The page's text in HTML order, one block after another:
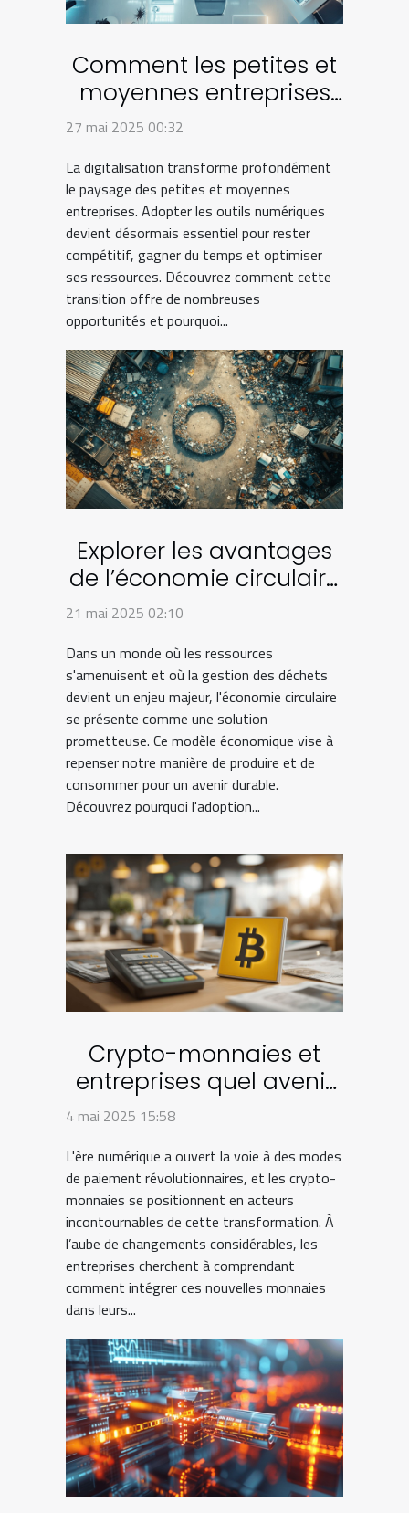
Comment les petites et
moyennes entreprises
peuvent bénéficier de la
27 mai 2025 00:32
La digitalisation transforme profondément
le paysage des petites et moyennes
entreprises. Adopter les outils numériques
devient désormais essentiel pour rester
compétitif, gagner du temps et optimiser
ses ressources. Découvrez comment cette
transition offre de nombreuses
opportunités et pourquoi...
Explorer les avantages
de l’économie circulaire
dans la gestion des
21 mai 2025 02:10
Dans un monde où les ressources
s'amenuisent et où la gestion des déchets
devient un enjeu majeur, l'économie circulaire
se présente comme une solution
prometteuse. Ce modèle économique vise à
repenser notre manière de produire et de
consommer pour un avenir durable.
Découvrez pourquoi l'adoption...
Crypto-monnaies et
entreprises quel avenir
pour les paiements
4 mai 2025 15:58
L'ère numérique a ouvert la voie à des modes
de paiement révolutionnaires, et les crypto-
monnaies se positionnent en acteurs
incontournables de cette transformation. À
l’aube de changements considérables, les
entreprises cherchent à comprendant
comment intégrer ces nouvelles monnaies
dans leurs...